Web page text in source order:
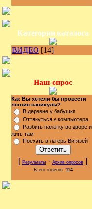
Категории каталога
ВИДЕО [14]
Наш опрос
Как Вы хотели бы провести
летние каникулы?
В деревне у бабушки
Оттянуться у компьютера
Разбить палатку во дворе и
жить там
Поехать в лагерь Витязей
[ Результаты · Архив опросов ]
Всего ответов: 114